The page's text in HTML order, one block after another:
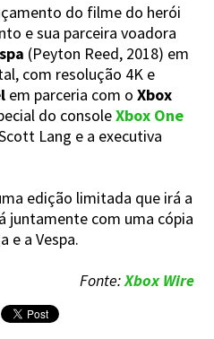
do filme do herói
e sua parceira voadora
(Peyton Reed, 2018) em
com resolução 4K e
em parceria com oXbox
do consoleXbox One
Lang e a executiva
edição limitada que irá a
juntamente com uma cópia
e a Vespa.
Fonte:Xbox Wire